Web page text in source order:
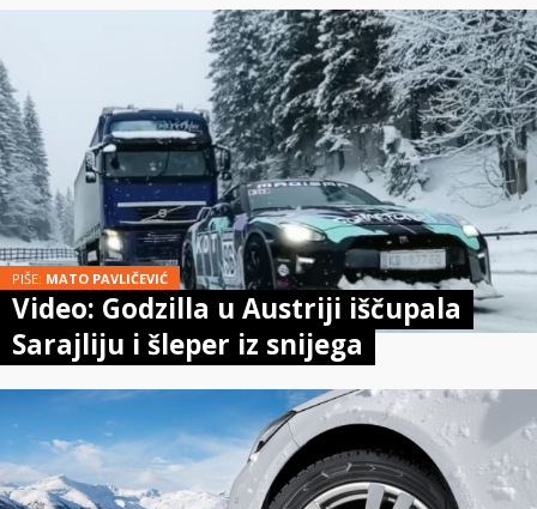
PIŠE: MATO PAVLIČEVIĆ
Video: Godzilla u Austriji iščupala
Sarajliju i šleper iz snijega